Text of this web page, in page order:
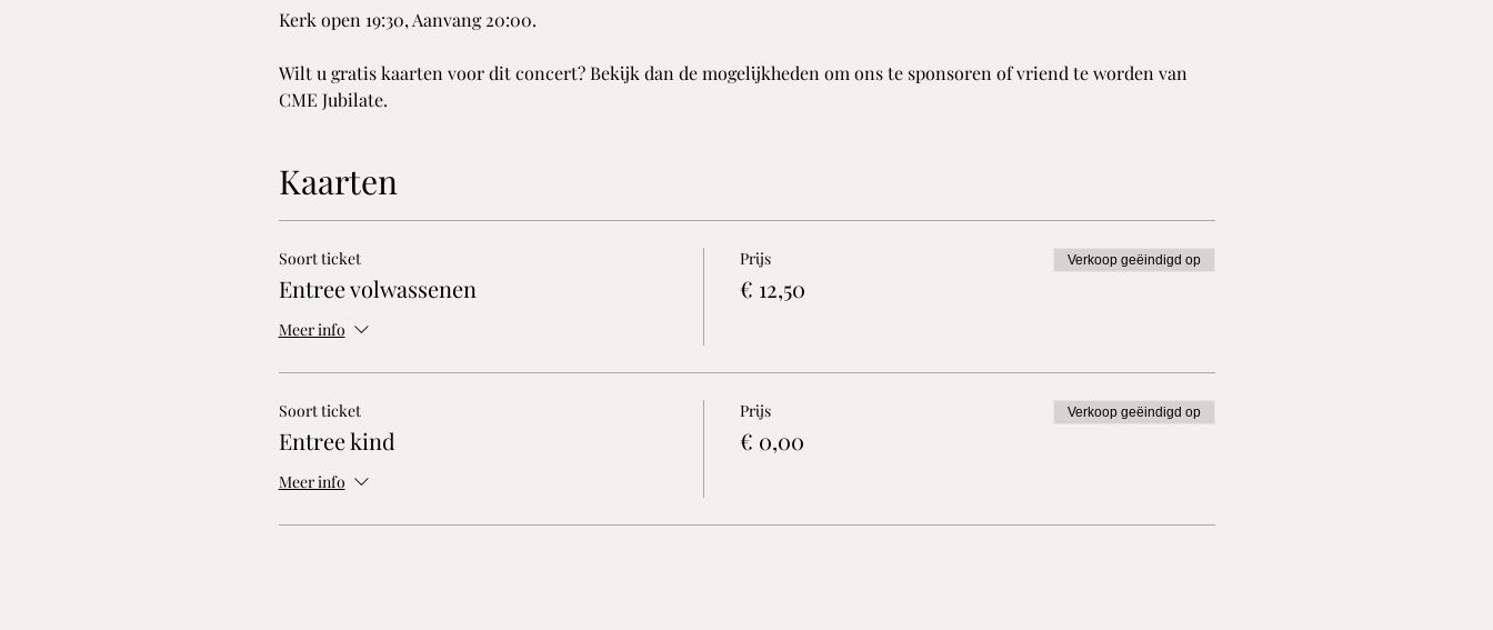
Kerk open 19:30, Aanvang 20:00.
Wilt u gratis kaarten voor dit concert? Bekijk dan de mogelijkheden om ons te sponsoren of vriend te worden van
CME Jubilate.
Kaarten
Soort ticket
Entree volwassenen
Meer info
Prijs
€ 12,50
Verkoop geëindigd op
Soort ticket
Entree kind
Meer info
Prijs
€ 0,00
Verkoop geëindigd op